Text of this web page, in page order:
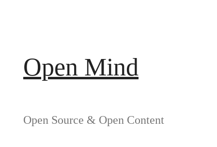
Open Mind
Open Source & Open Content